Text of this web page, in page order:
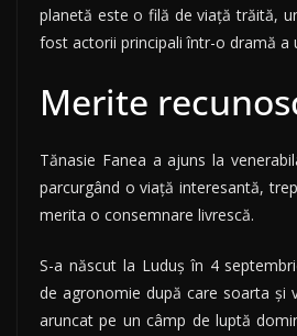
planetă este o filă de viaţă trăită,
fost actorii principali într-o dramă a
Merite
Tănasie Fanea a ajuns la
parcurgând o viaţă interesantă,
merita o consemnare livrescă.
S-a născut la Luduş în 4
de agronomie după care soarta şi
aruncat pe un câmp de luptă